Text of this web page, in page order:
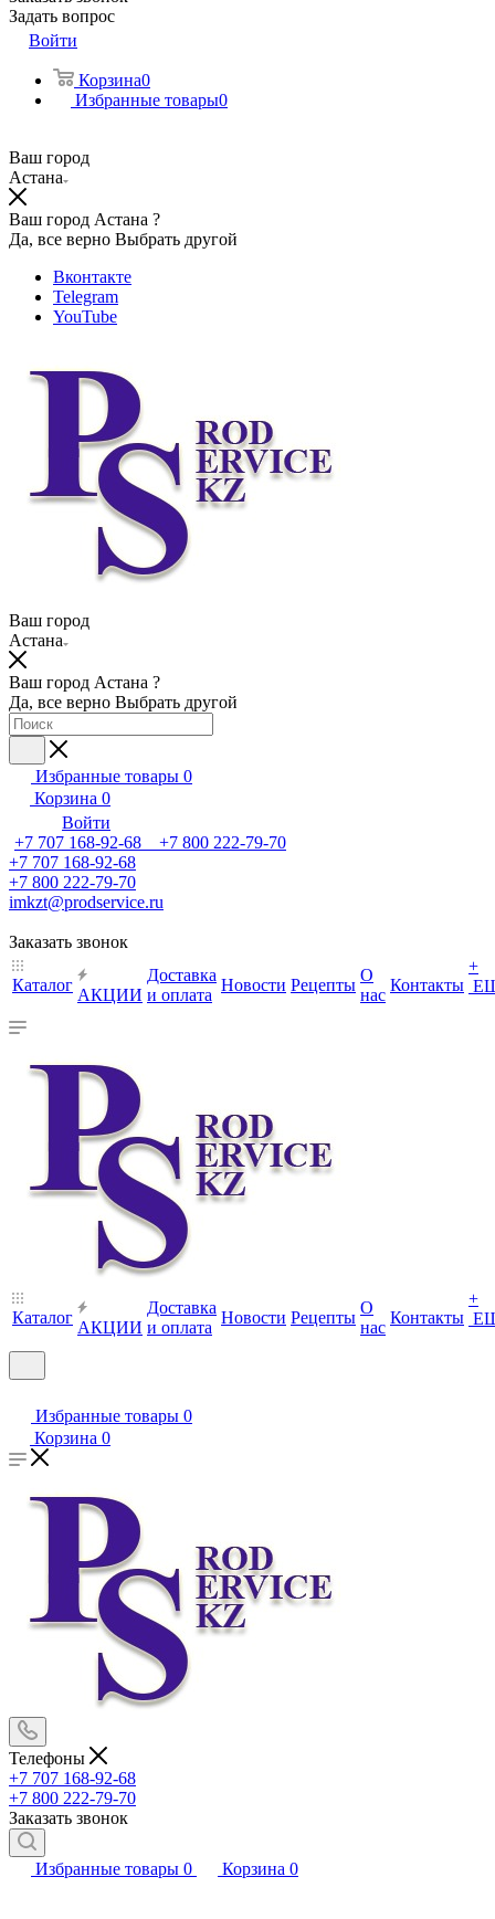
Задать вопрос
Войти
Корзина0
Избранные товары0
Ваш город
Астана
Ваш город Астана ?
Да, все верно Выбрать другой
Вконтакте
Telegram
YouTube
Ваш город
Астана
Ваш город Астана ?
Да, все верно Выбрать другой
Избранные товары 0
Корзина 0
Войти
+7 707 168-92-68 +7 800 222-79-70
+7 707 168-92-68
+7 800 222-79-70
imkzt@prodservice.ru
Заказать звонок
Каталог
АКЦИИ
Доставка
и оплата
Новости Рецепты
О
нас
Контакты
+
Каталог
АКЦИИ
Доставка
и оплата
Новости Рецепты
О
нас
Контакты
+
Избранные товары 0
Корзина 0
Телефоны
+7 707 168-92-68
+7 800 222-79-70
Заказать звонок
Избранные товары 0 Корзина 0